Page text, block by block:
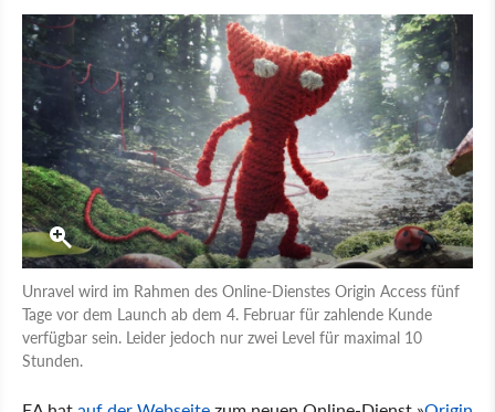
Unravel wird im Rahmen des Online-Dienstes Origin Access fünf
Tage vor dem Launch ab dem 4. Februar für zahlende Kunde
verfügbar sein. Leider jedoch nur zwei Level für maximal 10
Stunden.